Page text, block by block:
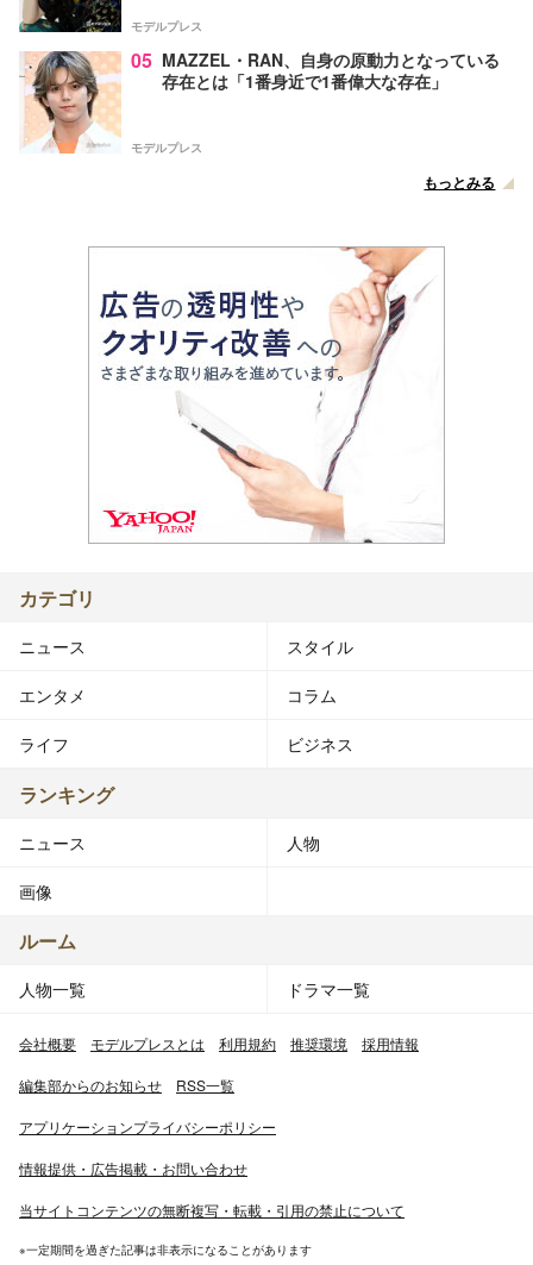
モデルプレス
05 MAZZEL・RAN、自身の原動力となっている
存在とは「1番身近で1番偉大な存在」
モデルプレス
もっとみる
カテゴリ
ニュース スタイル
エンタメ コラム
ライフ ビジネス
ランキング
ニュース 人物
画像
ルーム
人物一覧 ドラマ一覧
会社概要 モデルプレスとは 利用規約 推奨環境 採用情報
編集部からのお知らせ RSS一覧
アプリケーションプライバシーポリシー
情報提供・広告掲載・お問い合わせ
当サイトコンテンツの無断複写・転載・引用の禁止について
※一定期間を過ぎた記事は非表示になることがあります